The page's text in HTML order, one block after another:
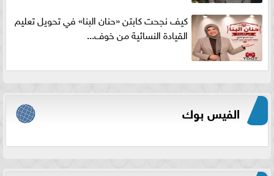
كيف نجحت كابتن «حنان البنا» في تحويل تعليم
القيادة النسائية من خوف...
الفيس بوك